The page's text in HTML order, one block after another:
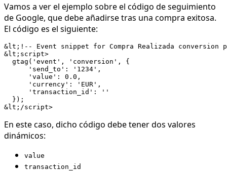
Vamos a ver el ejemplo sobre el código de seguimiento
de Google, que debe añadirse tras una compra exitosa.
El código es el siguiente:
&lt;!-- Event snippet for Compra Realizada conversion
&lt;script>
  gtag('event', 'conversion', {
      'send_to': '1234',
      'value': 0.0,
      'currency': 'EUR',
      'transaction_id': ''
  });
En este caso, dicho código debe tener dos valores
dinámicos:
value
transaction_id